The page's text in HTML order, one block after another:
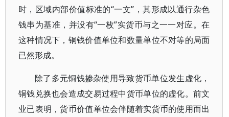
时，区域内部价值标准的“一文”，其形成以通行杂色
钱串为基准，并没有“一枚”实货币与之一一对应。在
这种情况下，铜钱价值单位和数量单位不对等的局面
已然形成。
除了多元铜钱掺杂使用导致货币单位发生虚化，
铜钱兑换也会造成交易过程中货币单位的虚化。前文
业已表明，货币价值单位会伴随着实货币的使用而出